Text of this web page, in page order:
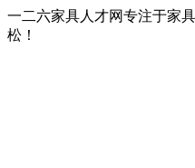
一二六家具人才网专注于家
松！